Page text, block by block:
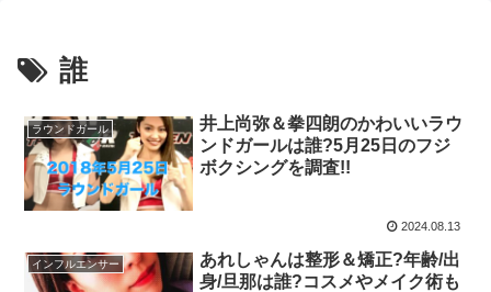
誰
ラウンドガール
井上尚弥＆拳四朗のかわいいラウ
ンドガールは誰?5月25日のフジ
ボクシングを調査!!
2024.08.13
インフルエンサー
あれしゃんは整形＆矯正?年齢/出
身/旦那は誰?コスメやメイク術も